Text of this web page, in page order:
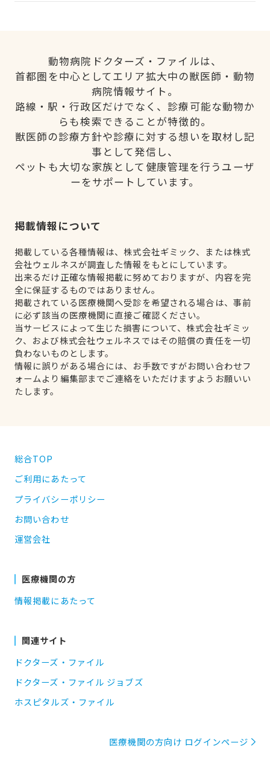
動物病院ドクターズ・ファイルは、
首都圏を中心としてエリア拡大中の獣医師・動物
病院情報サイト。
路線・駅・行政区だけでなく、診療可能な動物か
らも検索できることが特徴的。
獣医師の診療方針や診療に対する想いを取材し記
事として発信し、
ペットも大切な家族として健康管理を行うユーザ
ーをサポートしています。
掲載情報について
掲載している各種情報は、株式会社ギミック、または株式
会社ウェルネスが調査した情報をもとにしています。
出来るだけ正確な情報掲載に努めておりますが、内容を完
全に保証するものではありません。
掲載されている医療機関へ受診を希望される場合は、事前
に必ず該当の医療機関に直接ご確認ください。
当サービスによって生じた損害について、株式会社ギミッ
ク、および株式会社ウェルネスではその賠償の責任を一切
負わないものとします。
情報に誤りがある場合には、お手数ですがお問い合わせフ
ォームより編集部までご連絡をいただけますようお願いい
たします。
総合TOP
ご利用にあたって
プライバシーポリシー
お問い合わせ
運営会社
医療機関の方
情報掲載にあたって
関連サイト
ドクターズ・ファイル
ドクターズ・ファイル ジョブズ
ホスピタルズ・ファイル
医療機関の方向け ログインページ